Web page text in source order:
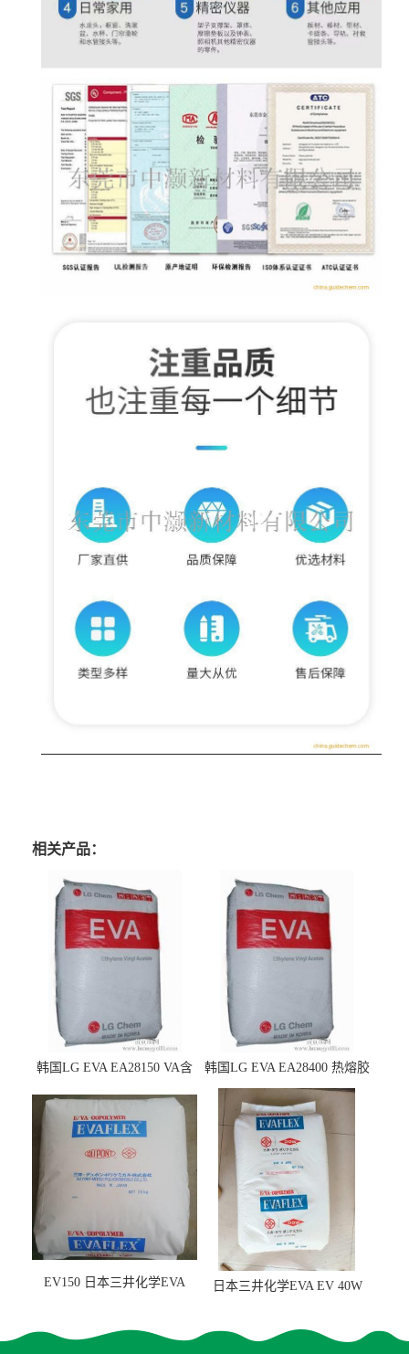
相关产品：
韩国LG EVA EA28150 VA含
韩国LG EVA EA28400 热熔胶
级 VA含量28 熔指400
EV150 日本三井化学EVA
日本三井化学EVA EV 40W